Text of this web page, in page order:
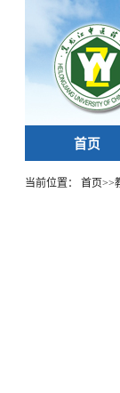
首页
当前位置： 首页>>